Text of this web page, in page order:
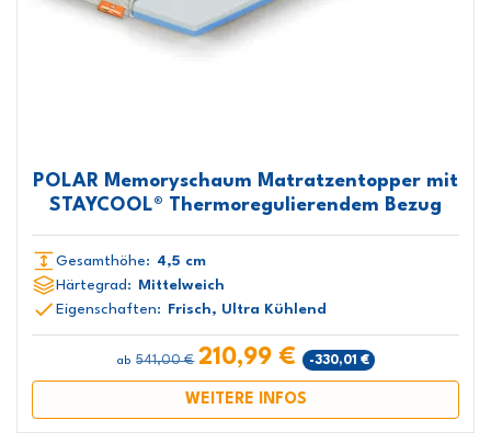
POLAR Memoryschaum Matratzentopper mit
STAYCOOL® Thermoregulierendem Bezug
Gesamthöhe: 4,5 cm
Härtegrad: Mittelweich
Eigenschaften: Frisch, Ultra Kühlend
ab 541,00 € 210,99 € -330,01 €
WEITERE INFOS